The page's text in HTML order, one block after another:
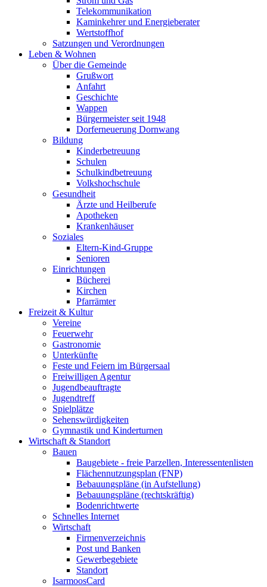
Telekommunikation
Kaminkehrer und Energieberater
Wertstoffhof
Satzungen und Verordnungen
Leben & Wohnen
Über die Gemeinde
Grußwort
Anfahrt
Geschichte
Wappen
Bürgermeister seit 1948
Dorferneuerung Dornwang
Bildung
Kinderbetreuung
Schulen
Schulkindbetreuung
Volkshochschule
Gesundheit
Ärzte und Heilberufe
Apotheken
Krankenhäuser
Soziales
Eltern-Kind-Gruppe
Senioren
Einrichtungen
Bücherei
Kirchen
Pfarrämter
Freizeit & Kultur
Vereine
Feuerwehr
Gastronomie
Unterkünfte
Feste und Feiern im Bürgersaal
Freiwilligen Agentur
Jugendbeauftragte
Jugendtreff
Spielplätze
Sehenswürdigkeiten
Gymnastik und Kinderturnen
Wirtschaft & Standort
Bauen
Baugebiete - freie Parzellen, Interessentenlisten
Flächennutzungsplan (FNP)
Bebauungspläne (in Aufstellung)
Bebauungspläne (rechtskräftig)
Bodenrichtwerte
Schnelles Internet
Wirtschaft
Firmenverzeichnis
Post und Banken
Gewerbegebiete
Standort
IsarmoosCard